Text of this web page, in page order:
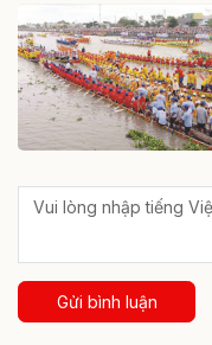
Gửi bình luận